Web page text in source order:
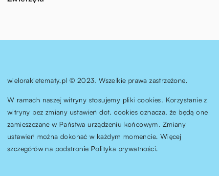
wielorakietematy.pl © 2023. Wszelkie prawa zastrzeżone.
W ramach naszej witryny stosujemy pliki cookies. Korzystanie z
witryny bez zmiany ustawień dot. cookies oznacza, że będą one
zamieszczane w Państwa urządzeniu końcowym. Zmiany
ustawień można dokonać w każdym momencie. Więcej
szczegółów na podstronie Polityka prywatności.